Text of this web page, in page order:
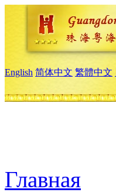
English 简体中文 繁體中文
Главная